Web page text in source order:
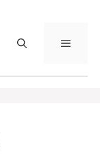
MENU